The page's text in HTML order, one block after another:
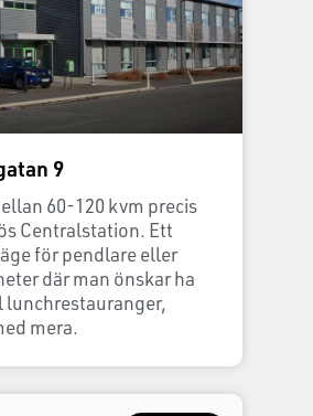
9
60-120 kvm precis
Centralstation. Ett
för pendlare eller
där man önskar ha
lunchrestauranger,
mera.